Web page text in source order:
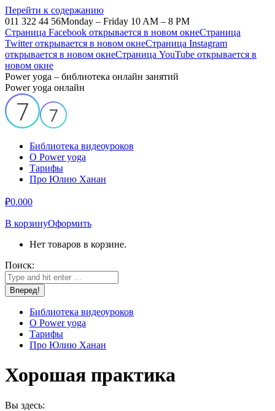
Перейти к содержанию
011 322 44 56Monday – Friday 10 AM – 8 PM
Страница Facebook открывается в новом окнеСтраница
Twitter открывается в новом окнеСтраница Instagram
открывается в новом окнеСтраница YouTube открывается в
новом окне
Power yoga – библиотека онлайн занятий
Power yoga онлайн
Библиотека видеоуроков
О Power yoga
Тарифы
Про Юлию Ханан
₽0.000
В корзинуОформить
Нет товаров в корзине.
Поиск:
Библиотека видеоуроков
О Power yoga
Тарифы
Про Юлию Ханан
Хорошая практика
Вы здесь: